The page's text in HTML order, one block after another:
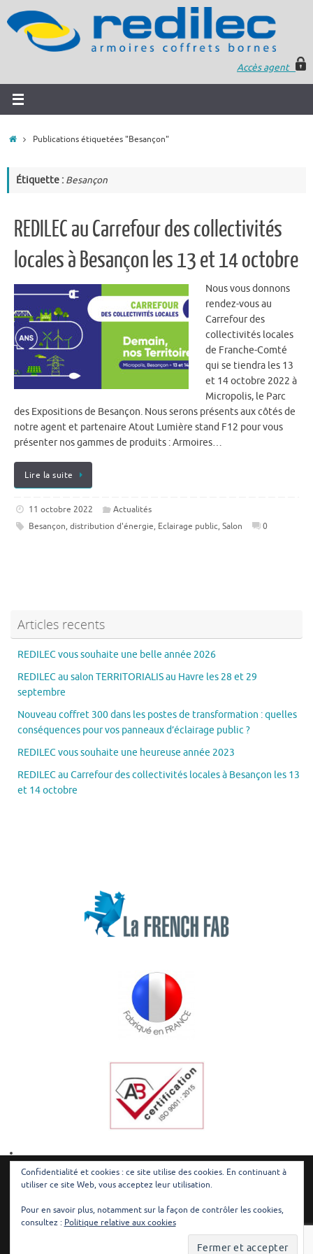
Accès agent
Publications étiquetées "Besançon"
Étiquette : Besançon
REDILEC au Carrefour des collectivités
locales à Besançon les 13 et 14 octobre
Nous vous donnons
rendez-vous au
Carrefour des
collectivités locales
de Franche-Comté
qui se tiendra les 13
et 14 octobre 2022 à
Micropolis, le Parc
des Expositions de Besançon. Nous serons présents aux côtés de
notre agent et partenaire Atout Lumière stand F12 pour vous
présenter nos gammes de produits : Armoires…
Lire la suite
11 octobre 2022
Actualités
Besançon, distribution d'énergie, Eclairage public, Salon 0
Articles recents
REDILEC vous souhaite une belle année 2026
REDILEC au salon TERRITORIALIS au Havre les 28 et 29
septembre
Nouveau coffret 300 dans les postes de transformation : quelles
conséquences pour vos panneaux d’éclairage public ?
REDILEC vous souhaite une heureuse année 2023
REDILEC au Carrefour des collectivités locales à Besançon les 13
et 14 octobre
© Redilec - Tous droits réservés | Mentions légales| Plan du site
Confidentialité et cookies : ce site utilise des cookies. En continuant à
utiliser ce site Web, vous acceptez leur utilisation.
Pour en savoir plus, notamment sur la façon de contrôler les cookies,
consultez : Politique relative aux cookies